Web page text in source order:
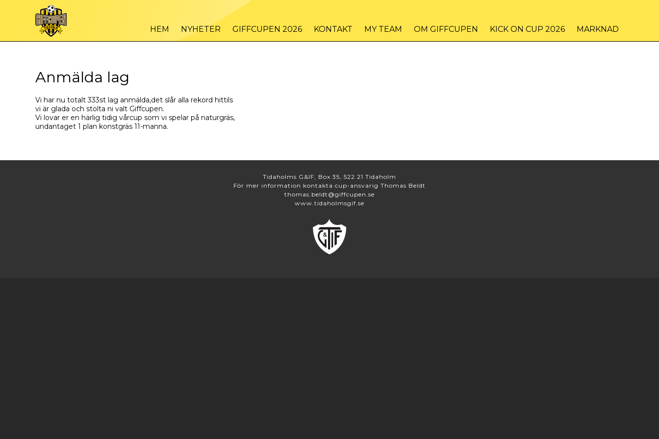
HEM NYHETER GIFFCUPEN 2026 KONTAKT MY TEAM OM GIFFCUPEN KICK ON CUP 2026 MARKNAD
Anmälda lag
Vi har nu totalt 333st lag anmälda,det slår alla rekord hittils
vi är glada och stolta ni valt Giffcupen.
Vi lovar er en härlig tidig vårcup som vi spelar på naturgräs,
undantaget 1 plan konstgräs 11-manna.
Tidaholms G&IF, Box 35, 522 21 Tidaholm
För mer information kontakta cup-ansvarig Thomas Beldt
thomas.beldt@giffcupen.se
www.tidaholmsgif.se